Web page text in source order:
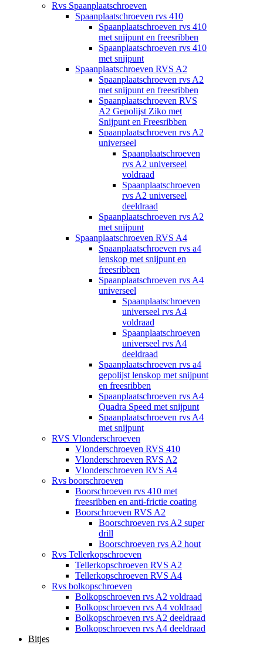
Rvs Spaanplaatschroeven
Spaanplaatschroeven rvs 410
Spaanplaatschroeven rvs 410
met snijpunt en freesribben
Spaanplaatschroeven rvs 410
met snijpunt
Spaanplaatschroeven RVS A2
Spaanplaatschroeven rvs A2
met snijpunt en freesribben
Spaanplaatschroeven RVS
A2 Gepolijst Ziko met
Snijpunt en Freesribben
Spaanplaatschroeven rvs A2
universeel
Spaanplaatschroeven
rvs A2 universeel
voldraad
Spaanplaatschroeven
rvs A2 universeel
deeldraad
Spaanplaatschroeven rvs A2
met snijpunt
Spaanplaatschroeven RVS A4
Spaanplaatschroeven rvs a4
lenskop met snijpunt en
freesribben
Spaanplaatschroeven rvs A4
universeel
Spaanplaatschroeven
universeel rvs A4
voldraad
Spaanplaatschroeven
universeel rvs A4
deeldraad
Spaanplaatschroeven rvs a4
gepolijst lenskop met snijpunt
en freesribben
Spaanplaatschroeven rvs A4
Quadra Speed met snijpunt
Spaanplaatschroeven rvs A4
met snijpunt
RVS Vlonderschroeven
Vlonderschroeven RVS 410
Vlonderschroeven RVS A2
Vlonderschroeven RVS A4
Rvs boorschroeven
Boorschroeven rvs 410 met
freesribben en anti-frictie coating
Boorschroeven RVS A2
Boorschroeven rvs A2 super
drill
Boorschroeven rvs A2 hout
Rvs Tellerkopschroeven
Tellerkopschroeven RVS A2
Tellerkopschroeven RVS A4
Rvs bolkopschroeven
Bolkopschroeven rvs A2 voldraad
Bolkopschroeven rvs A4 voldraad
Bolkopschroeven rvs A2 deeldraad
Bolkopschroeven rvs A4 deeldraad
Bitjes